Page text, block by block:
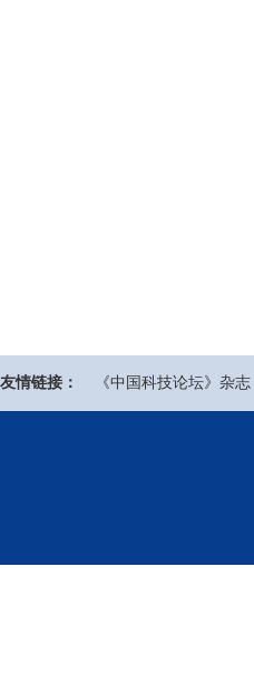
友情链接： 《中国科技论坛》杂志